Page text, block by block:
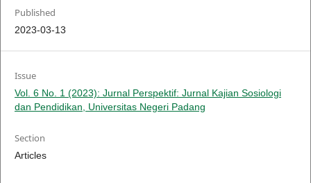
Published
2023-03-13
Issue
Vol. 6 No. 1 (2023): Jurnal Perspektif: Jurnal Kajian Sosiologi
dan Pendidikan, Universitas Negeri Padang
Section
Articles